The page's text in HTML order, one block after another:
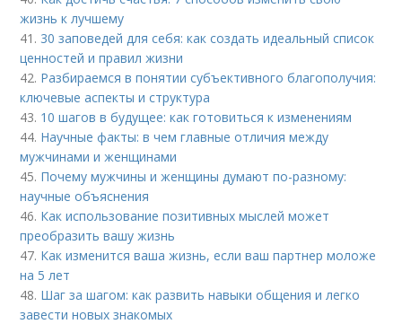
жизнь к лучшему
41. 30 заповедей для себя: как создать идеальный список
ценностей и правил жизни
42. Разбираемся в понятии субъективного благополучия:
ключевые аспекты и структура
43. 10 шагов в будущее: как готовиться к изменениям
44. Научные факты: в чем главные отличия между
мужчинами и женщинами
45. Почему мужчины и женщины думают по-разному:
научные объяснения
46. Как использование позитивных мыслей может
преобразить вашу жизнь
47. Как изменится ваша жизнь, если ваш партнер моложе
на 5 лет
48. Шаг за шагом: как развить навыки общения и легко
завести новых знакомых